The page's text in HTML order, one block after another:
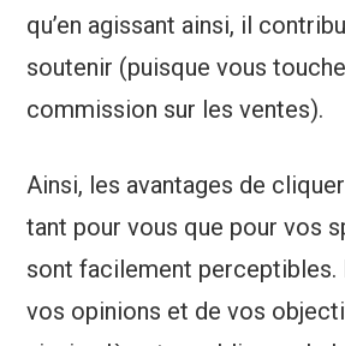
qu’en agissant ainsi, il
soutenir (puisque vous
commission sur les ventes).
Ainsi, les avantages de
tant pour vous que pour vos
sont facilement perceptibles.
vos opinions et de vos